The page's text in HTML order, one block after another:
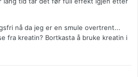
nå da jeg er en smule overtrent...
fra kreatin? Bortkasta å bruke kreatin i